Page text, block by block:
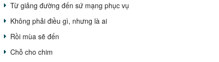
Từ giảng đường đến sứ mạng phục vụ
Không phải điều gì, nhưng là ai
Rồi mùa sẽ đến
Chỗ cho chim